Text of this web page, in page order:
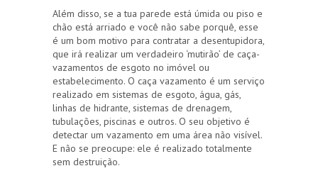
Além disso, se a tua parede está úmida ou piso e
chão está arriado e você não sabe porquê, esse
é um bom motivo para contratar a desentupidora,
que irá realizar um verdadeiro ‘mutirão’ de caça-
vazamentos de esgoto no imóvel ou
estabelecimento. O caça vazamento é um serviço
realizado em sistemas de esgoto, água, gás,
linhas de hidrante, sistemas de drenagem,
tubulações, piscinas e outros. O seu objetivo é
detectar um vazamento em uma área não visível.
E não se preocupe: ele é realizado totalmente
sem destruição.